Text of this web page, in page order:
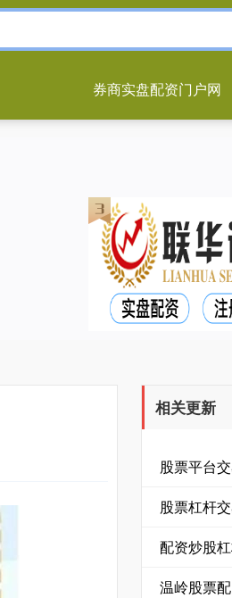
券商实盘配资门户网
相关更新
股票平台
股票杠杆
配资炒股
温岭股票